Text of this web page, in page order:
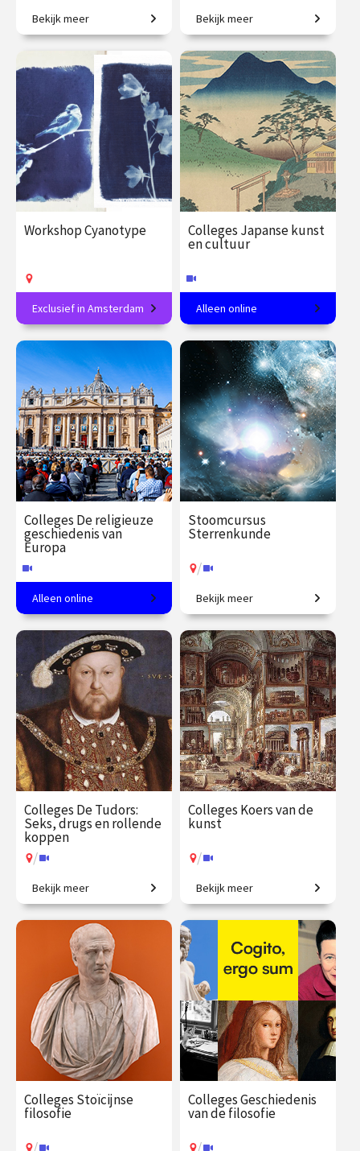
Van legendarische heldinnen
tot regentessen.
vanaf 19
aug.
Op locatie
Bekijk meer
Het bekende kerstverhaal
van Charles Dickens.
€ 19.00 / €
23.50
vanaf 12
dec.
Op locatie
Bekijk meer
Workshop Cyanotype
Maak jouw eigen
blauwdrukprints
€ 89.00
vanaf 15
sep.
Op locatie
Exclusief in Amsterdam
Colleges Japanse kunst
en cultuur
In 8 colleges van tempel tot
theeceremonie.
€ 288.00
vanaf 27
jan.
Online
Alleen online
Colleges De religieuze
geschiedenis van
Europa
Een meer dan christelijk
continent.
€ 217.00
vanaf 21
sep.
Online
Alleen online
Stoomcursus
Sterrenkunde
/
Maak een rondreis door het
heelal tot aan de sterren en
daar voorbij.
€ 217.00
vanaf 2
nov.
/ Op locatie of online
Bekijk meer
Colleges De Tudors:
Seks, drugs en rollende
koppen
/
Een geschiedenis van
Engeland in zes huwelijken.
€ 217.00
sep.
Op locatie of online
Bekijk meer
Colleges Koers van de
kunst
/
Creatieve steden, van
Athene tot New York.
€ 345.00
vanaf 21
sep.
/ Op locatie of online
Bekijk meer
Colleges Stoïcijnse
filosofie
Colleges Geschiedenis
van de filosofie